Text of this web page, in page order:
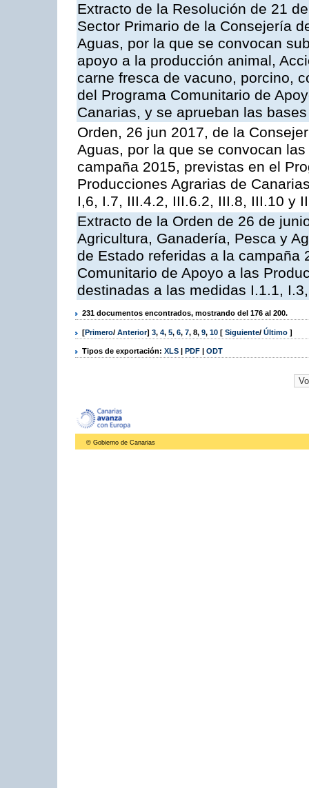
Extracto de la Resolución de 21
Sector Primario de la Consejería
Aguas, por la que se convocan
apoyo a la producción animal,
carne fresca de vacuno, porcino,
del Programa Comunitario de
Canarias, y se aprueban las
Orden, 26 jun 2017, de la
Aguas, por la que se convocan
campaña 2015, previstas en el
Producciones Agrarias de
I,6, I.7, III.4.2, III.6.2, III.8, III.10 y
Extracto de la Orden de 26 de
Agricultura, Ganadería, Pesca y
de Estado referidas a la campaña
Comunitario de Apoyo a las
destinadas a las medidas I.1.1,
231 documentos encontrados, mostrando del 176 al 200.
[Primero/ Anterior] 3, 4, 5, 6, 7, 8, 9, 10 [ Siguiente/ Último ]
Tipos de exportación: XLS | PDF | ODT
© Gobierno de Canarias